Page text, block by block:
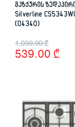
გაზქურის
Silverline
(04340)
1,039.00₾
Original
price
539.00 ₾
Current
price